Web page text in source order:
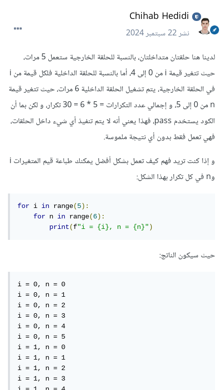
Chihab Hedidi
نشر22 سبتمبر 2024
لدينا هنا حلقتان متداخلتان، بالنسبة للحلقة الخارجية ستعمل 5 مرات،
في الحلقة الخارجية، يتم تشغيل الحلقة الداخلية 6 مرات، حيث تتغير قيمة
n من 0 إلى 5، و إجمالي عدد التكرارات = 5 * 6 = 30 تكرار، و لكن بما أن
الكود يستخدم pass، فهذا يعني أنه لا يتم تنفيذ أي شيء داخل الحلقات،
فهي تعمل فقط بدون أي نتيجة ملموسة.
وn في كل تكرار بهذا الشكل:
for i in range(5):
for n in range(6):
print(f"i = {i}, n = {n}")
حيث سيكون الناتج:
i = 0, n = 0
i = 0, n = 1
i = 0, n = 2
i = 0, n = 3
i = 0, n = 4
i = 0, n = 5
i = 1, n = 0
i = 1, n = 1
i = 1, n = 2
i = 1, n = 3